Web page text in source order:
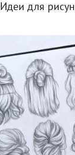
Идеи для